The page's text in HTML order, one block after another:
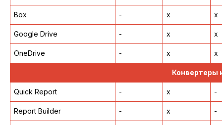
Box - x x
Google Drive - x x
OneDrive - x x
Конвертеры
Quick Report - x -
Report Builder - x -